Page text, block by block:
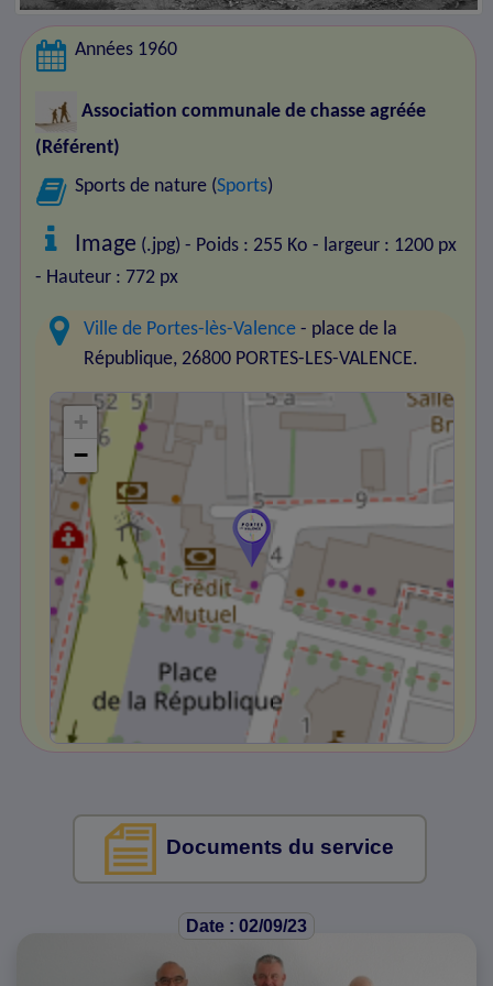
Années 1960
Association communale de chasse agréée
(Référent)
Sports de nature (Sports)
Image (.jpg) - Poids : 255 Ko - largeur : 1200 px
- Hauteur : 772 px
Ville de Portes-lès-Valence - place de la
République, 26800 PORTES-LES-VALENCE.
+
−
Documents du service
Date : 02/09/23